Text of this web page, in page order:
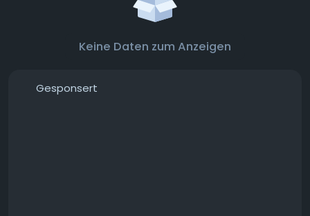
Keine Daten zum Anzeigen
Gesponsert